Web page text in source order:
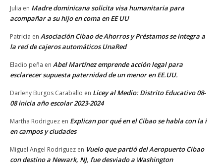
Julia en Madre dominicana solicita visa humanitaria para
acompañar a su hijo en coma en EE UU
Patricia en Asociación Cibao de Ahorros y Préstamos se integra a
la red de cajeros automáticos UnaRed
Eladio peña en Abel Martínez emprende acción legal para
esclarecer supuesta paternidad de un menor en EE.UU.
Darleny Burgos Caraballo en Licey al Medio: Distrito Educativo 08-
08 inicia año escolar 2023-2024
Martha Rodriguez en Explican por qué en el Cibao se habla con la i
en campos y ciudades
Miguel Angel Rodriguez en Vuelo que partió del Aeropuerto Cibao
con destino a Newark, NJ, fue desviado a Washington